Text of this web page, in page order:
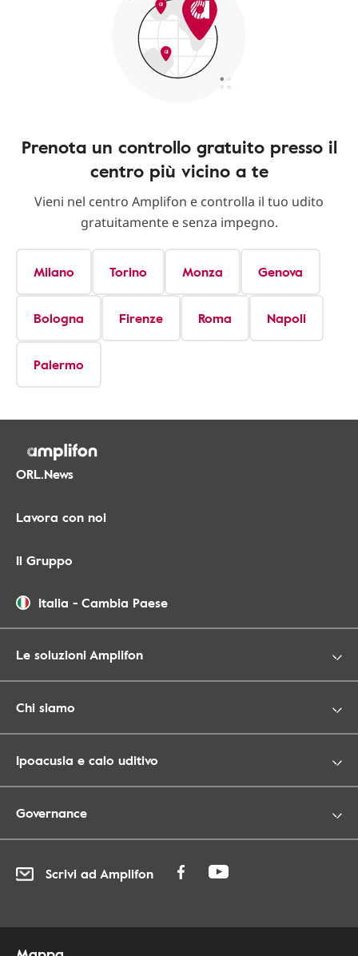
Prenota un controllo gratuito presso il
centro più vicino a te
Vieni nel centro Amplifon e controlla il tuo udito
gratuitamente e senza impegno.
Milano Torino Monza Genova
Bologna Firenze Roma Napoli
Palermo
ORL.News
Lavora con noi
Il Gruppo
Italia - Cambia Paese
Le soluzioni Amplifon
Chi siamo
Ipoacusia e calo uditivo
Governance
Scrivi ad Amplifon